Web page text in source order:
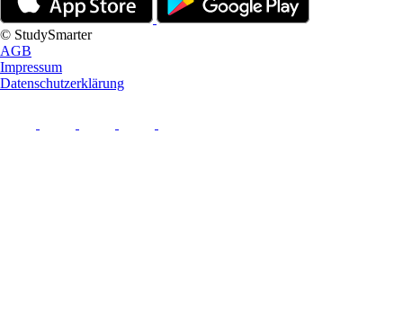
© StudySmarter
AGB
Impressum
Datenschutzerklärung